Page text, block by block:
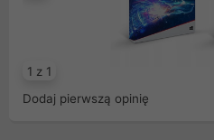
1 z 1
Dodaj pierwszą opinię